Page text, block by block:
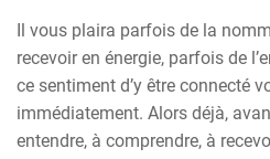
Il vous plaira parfois de la
recevoir en énergie, parfois de
ce sentiment d’y être connecté
immédiatement. Alors déjà,
entendre, à comprendre, à